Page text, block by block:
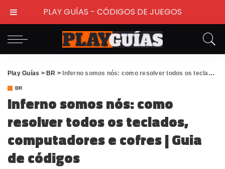
Play Guías > BR > Inferno somos nós: como resolver todos os teclados, computadores e cofres | Guia de códigos
BR
Inferno somos nós: como
resolver todos os teclados,
computadores e cofres | Guia
de códigos
PLAY GUÍAS - CÓDIGOS DE JUEGOS